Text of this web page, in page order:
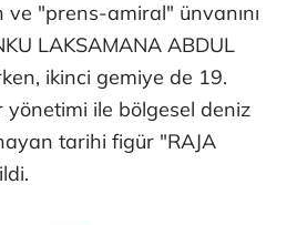
ve "prens-amiral" ünvanını
LAKSAMANA ABDUL
ikinci gemiye de 19.
yönetimi ile bölgesel deniz
tarihi figür "RAJA